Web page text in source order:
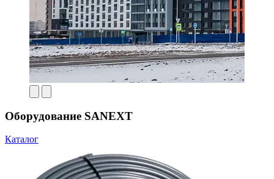
Оборудование SANEXT
Каталог